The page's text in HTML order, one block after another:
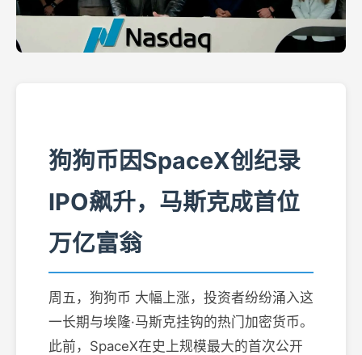
狗狗币因SpaceX创纪录
IPO飙升，马斯克成首位
万亿富翁
周五，狗狗币 大幅上涨，投资者纷纷涌入这
一长期与埃隆·马斯克挂钩的热门加密货币。
此前，SpaceX在史上规模最大的首次公开